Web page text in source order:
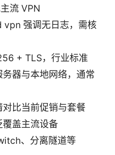
流 VPN
vpn 强调无日志，需核
+ TLS，行业标准
器与本地网络，通常
比当前促销与套餐
盖主流设备
、分离隧道等